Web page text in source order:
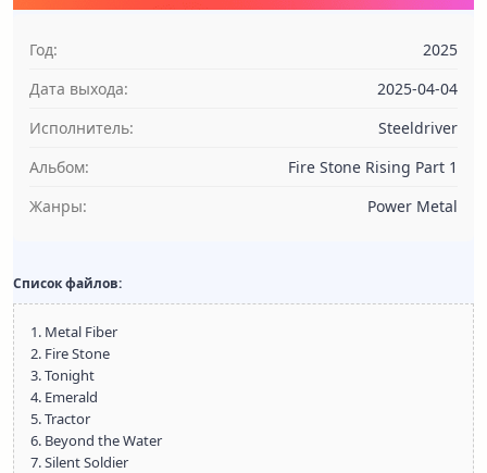
Год:
2025
Дата выхода:
2025-04-04
Исполнитель:
Steeldriver
Альбом:
Fire Stone Rising Part 1
Жанры:
Power Metal
Список файлов:
1. Metal Fiber
2. Fire Stone
3. Tonight
4. Emerald
5. Tractor
6. Beyond the Water
7. Silent Soldier